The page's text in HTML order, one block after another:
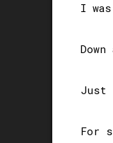
I
Just
For